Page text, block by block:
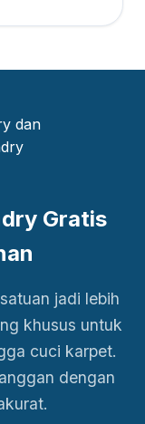
Gratis
jadi lebih
khusus untuk
cuci karpet.
dengan